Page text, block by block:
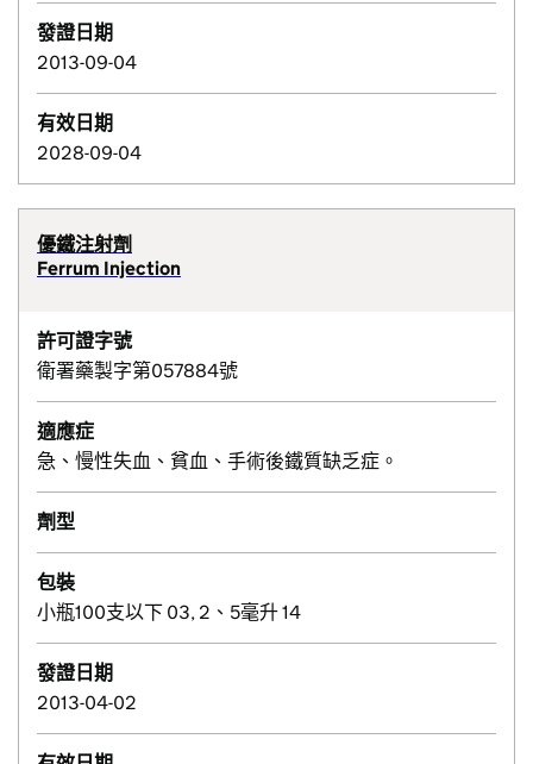
發證日期
2013-09-04
有效日期
2028-09-04
優鐵注射劑
Ferrum Injection
許可證字號
衛署藥製字第057884號
適應症
急、慢性失血、貧血、手術後鐵質缺乏症。
劑型
包裝
小瓶100支以下 03, 2、5毫升 14
發證日期
2013-04-02